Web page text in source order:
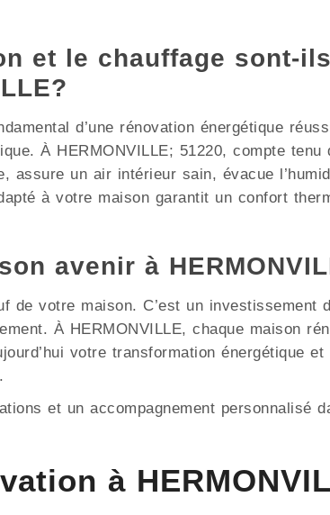
et le chauffage sont-
d’une rénovation énergétique
À HERMONVILLE; 51220, compte
assure un air intérieur sain, évacue
à votre maison garantit un confort
avenir à
de votre maison. C’est un
À HERMONVILLE, chaque maison
votre transformation énergétique
et un accompagnement personnalisé
à